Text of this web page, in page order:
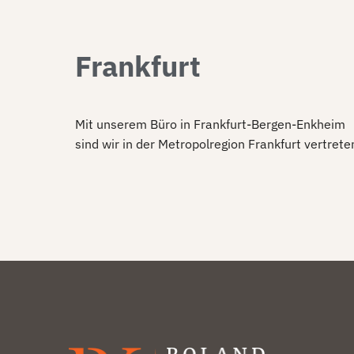
Frankfurt
Mit unserem Büro in Frankfurt-Bergen-Enkheim
sind wir in der Metropolregion Frankfurt